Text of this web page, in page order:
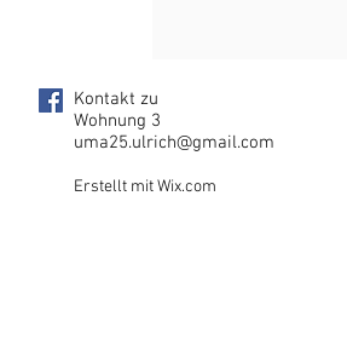
Kontakt zu
Wohnung 3
uma25.ulrich@gmail.com
Erstellt mit Wix.com